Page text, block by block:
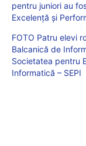
pentru juniori au
Excelență și
FOTO Patru elevi
Balcanică de
Societatea pentru
Informatică – SEPI